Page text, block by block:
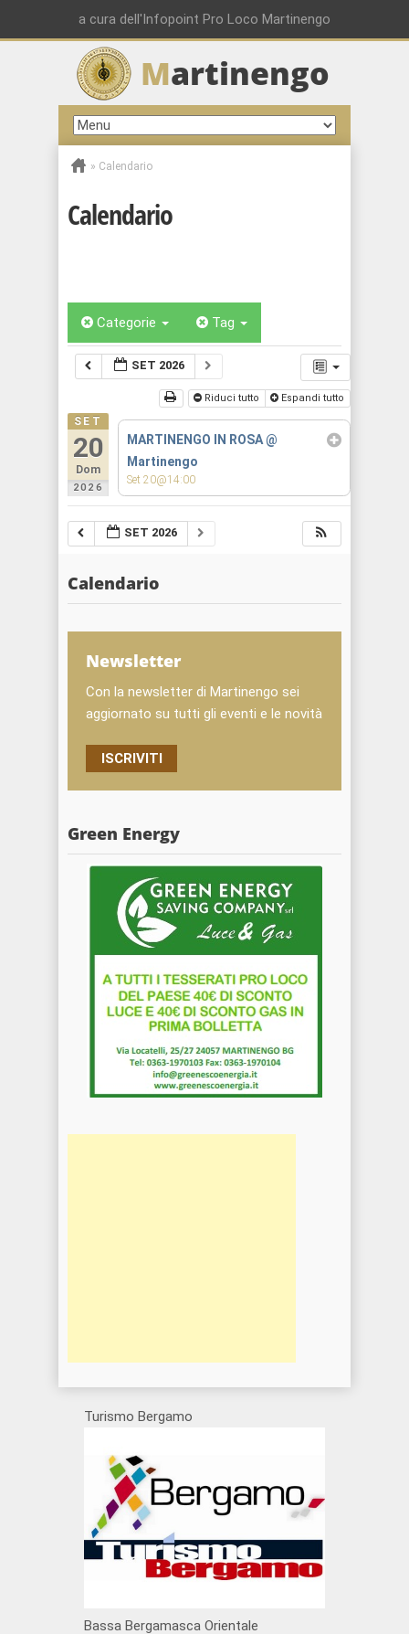
a cura dell'Infopoint Pro Loco Martinengo
Martinengo
» Calendario
Calendario
Categorie Tag
SET 2026
Riduci tutto Espandi tutto
SET
20
Dom
2026
MARTINENGO IN ROSA@
Martinengo
Set 20@14:00
SET 2026
Calendario
Newsletter
Con la newsletter di Martinengo sei
aggiornato su tutti gli eventi e le novità
ISCRIVITI
Green Energy
Turismo Bergamo
Bassa Bergamasca Orientale